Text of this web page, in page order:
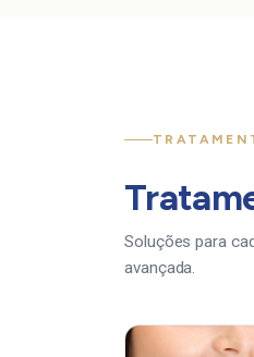
Soluções para
avançada.